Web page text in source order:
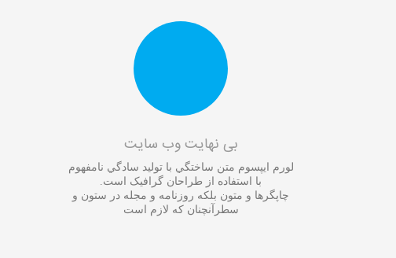
بی نهایت وب سایت
لورم ايپسوم متن ساختگي با توليد سادگي نامفهوم
با استفاده از طراحان گرافيک است.
چاپگرها و متون بلکه روزنامه و مجله در ستون و
سطرآنچنان که لازم است